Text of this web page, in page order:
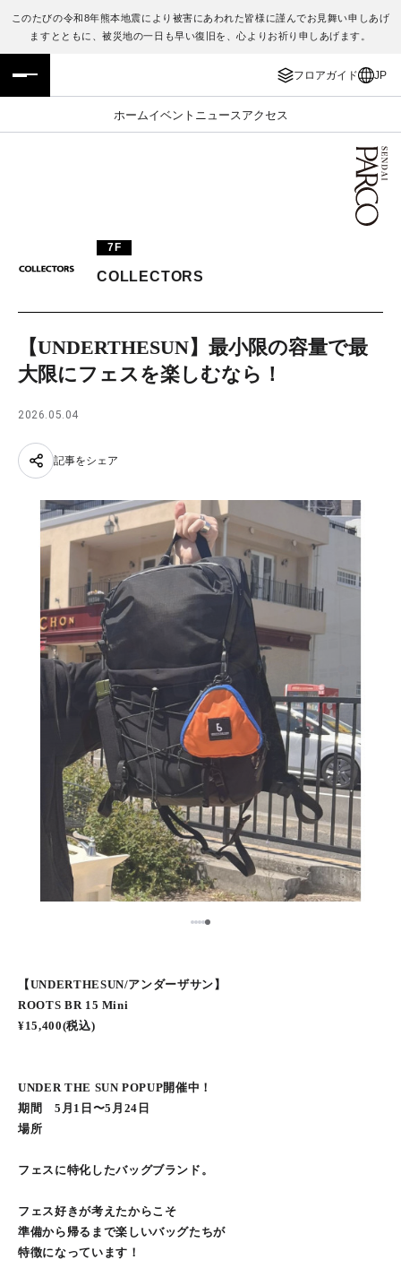
このたびの令和8年熊本地震により被害にあわれた皆様に謹んでお見舞い申しあげ
ますとともに、被災地の一日も早い復旧を、心よりお祈り申しあげます。
フロアガイド JP
ホームイベント ニュース アクセス
フロアガイド
施設案内・アクセス
TAX FREE
JP
ENGLISH
繁体字
日本語
7F
COLLECTORS
【UNDERTHESUN】最小限の容量で最
大限にフェスを楽しむなら！
2026.05.04
記事をシェア
1234
【UNDERTHESUN/アンダーザサン】
ROOTS BR 15 Mini
¥15,400(税込)
UNDER THE SUN POPUP開催中！
期間 5月1日〜5月24日
場所
フェスに特化したバッグブランド。
フェス好きが考えたからこそ
準備から帰るまで楽しいバッグたちが
特徴になっています！